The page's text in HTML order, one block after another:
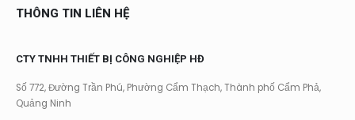
THÔNG TIN LIÊN HỆ
CTY TNHH THIẾT BỊ CÔNG NGHIỆP HĐ
Số 772, Đường Trần Phú, Phường Cẩm Thạch, Thành phố Cẩm Phả,
Quảng Ninh